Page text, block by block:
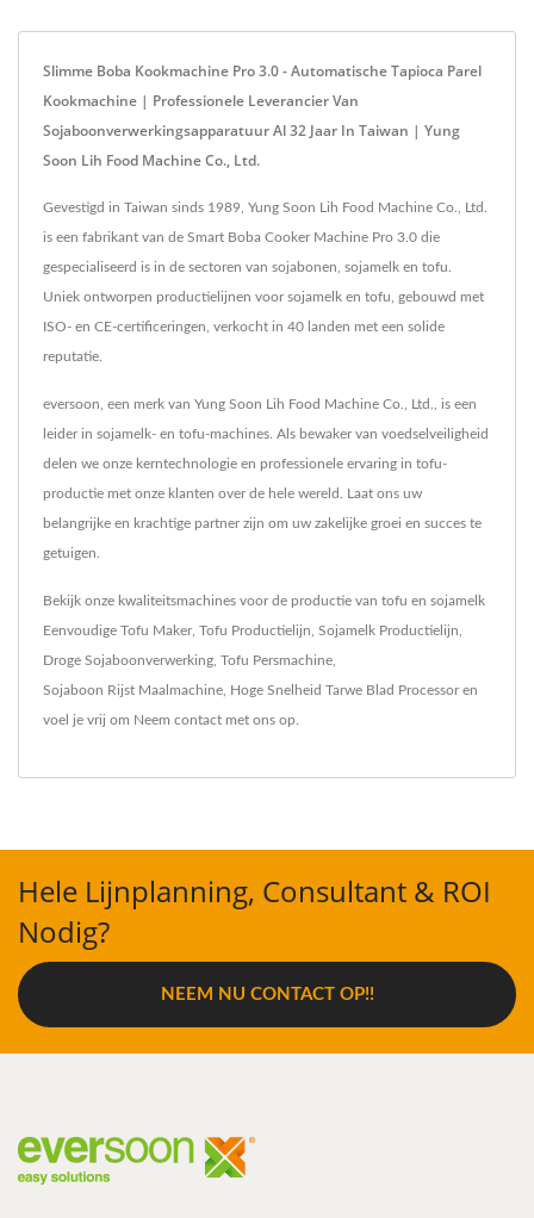
Slimme Boba Kookmachine Pro 3.0 - Automatische Tapioca Parel
Kookmachine | Professionele Leverancier Van
Sojaboonverwerkingsapparatuur Al 32 Jaar In Taiwan | Yung
Soon Lih Food Machine Co., Ltd.
Gevestigd in Taiwan sinds 1989, Yung Soon Lih Food Machine Co., Ltd.
is een fabrikant van de Smart Boba Cooker Machine Pro 3.0 die
gespecialiseerd is in de sectoren van sojabonen, sojamelk en tofu.
Uniek ontworpen productielijnen voor sojamelk en tofu, gebouwd met
ISO- en CE-certificeringen, verkocht in 40 landen met een solide
reputatie.
eversoon, een merk van Yung Soon Lih Food Machine Co., Ltd., is een
leider in sojamelk- en tofu-machines. Als bewaker van voedselveiligheid
delen we onze kerntechnologie en professionele ervaring in tofu-
productie met onze klanten over de hele wereld. Laat ons uw
belangrijke en krachtige partner zijn om uw zakelijke groei en succes te
getuigen.
Bekijk onze kwaliteitsmachines voor de productie van tofu en sojamelk
Eenvoudige Tofu Maker, Tofu Productielijn Sojamelk Productielijn
Droge Sojaboonverwerking Tofu Persmachine
Sojaboon Rijst Maalmachine Hoge Snelheid Tarwe Blad Processoren
voel je vrij om Neem contact met ons op
Hele Lijnplanning, Consultant & ROI
Nodig?
NEEM NU CONTACT OP!!